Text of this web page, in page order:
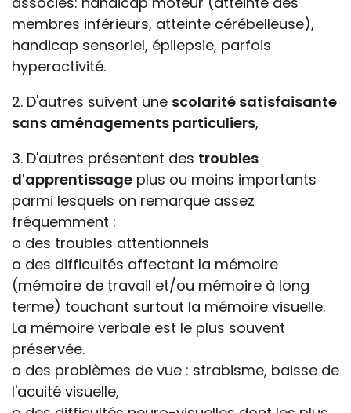
membres inférieurs, atteinte cérébelleuse),
handicap sensoriel, épilepsie, parfois
hyperactivité.
2. D'autres suivent une scolarité satisfaisante
sans aménagements particuliers,
3. D'autres présentent des troubles
d'apprentissage plus ou moins importants
parmi lesquels on remarque assez
fréquemment :
o des troubles attentionnels
o des difficultés affectant la mémoire
(mémoire de travail et/ou mémoire à long
terme) touchant surtout la mémoire visuelle.
La mémoire verbale est le plus souvent
préservée.
o des problèmes de vue : strabisme, baisse de
l'acuité visuelle,